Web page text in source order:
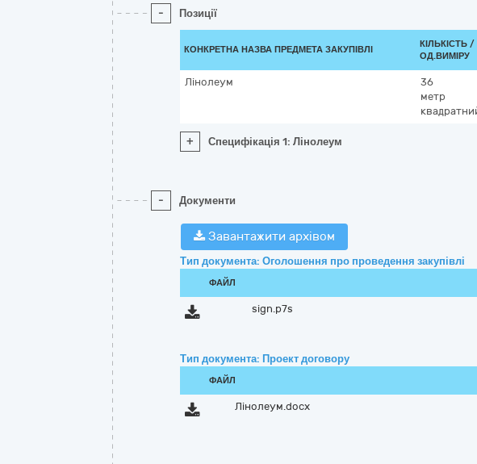
- Позиції
КОНКРЕТНА НАЗВА ПРЕДМЕТА ЗАКУПІВЛІ
КІЛЬКІСТЬ /
ОД.ВИМІРУ
Лінолеум
36
метр
+ Специфікація 1: Лінолеум
- Документи
Завантажити архівом
Тип документа: Оголошення про проведення закупівлі
ФАЙЛ
sign.p7s
Тип документа: Проект договору
ФАЙЛ
Лінолеум.docx